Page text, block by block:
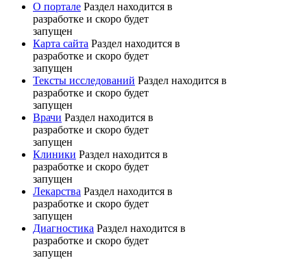
О портале Раздел находится в
разработке и скоро будет
запущен
Карта сайта Раздел находится в
разработке и скоро будет
запущен
Тексты исследований Раздел находится в
разработке и скоро будет
запущен
Врачи Раздел находится в
разработке и скоро будет
запущен
Клиники Раздел находится в
разработке и скоро будет
запущен
Лекарства Раздел находится в
разработке и скоро будет
запущен
Диагностика Раздел находится в
разработке и скоро будет
запущен